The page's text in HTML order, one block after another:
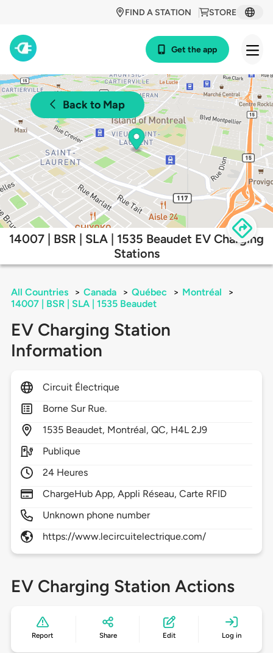
STORE
FIND A STATION
Get the app
Back to Map
14007 | BSR | SLA | 1535 Beaudet EV Charging
Stations
All Countries > Canada > Québec > Montréal
>
14007 | BSR | SLA | 1535 Beaudet
EV Charging Station
Information
Circuit Électrique
Borne Sur Rue.
1535 Beaudet, Montréal,QC, H4L 2J9
Publique
24 Heures
ChargeHub App, Appli Réseau, Carte RFID
Unknown phone number
https://www.lecircuitelectrique.com/
EV Charging Station Actions
Report Share Edit Log in